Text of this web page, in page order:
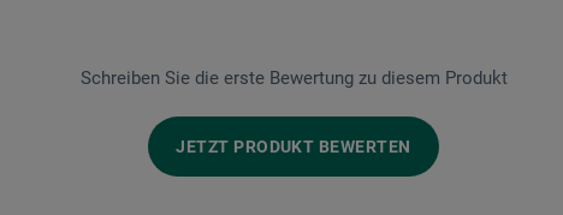
Schreiben Sie die erste Bewertung zu diesem Produkt
JETZT PRODUKT BEWERTEN